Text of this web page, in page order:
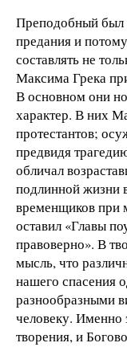
Преподобный был
предания и
составлять не
Максима Грека
В основном они
характер. В них
протестантов;
предвидя
обличал
подлинной жизни
временщиков при
оставил «Главы
правоверно». В
мысль, что
нашего спасения
разнообразными
человеку. Именно
творения, и